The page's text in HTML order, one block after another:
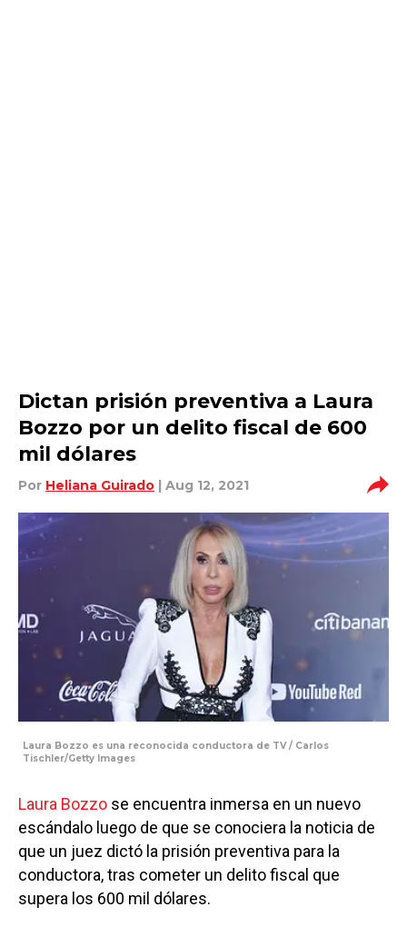
Dictan prisión preventiva a Laura
Bozzo por un delito fiscal de 600
mil dólares
Por Heliana Guirado | Aug 12, 2021
Laura Bozzo es una reconocida conductora de TV / Carlos
Tischler/Getty Images
Laura Bozzo se encuentra inmersa en un nuevo
escándalo luego de que se conociera la noticia de
que un juez dictó la prisión preventiva para la
conductora, tras cometer un delito fiscal que
supera los 600 mil dólares.